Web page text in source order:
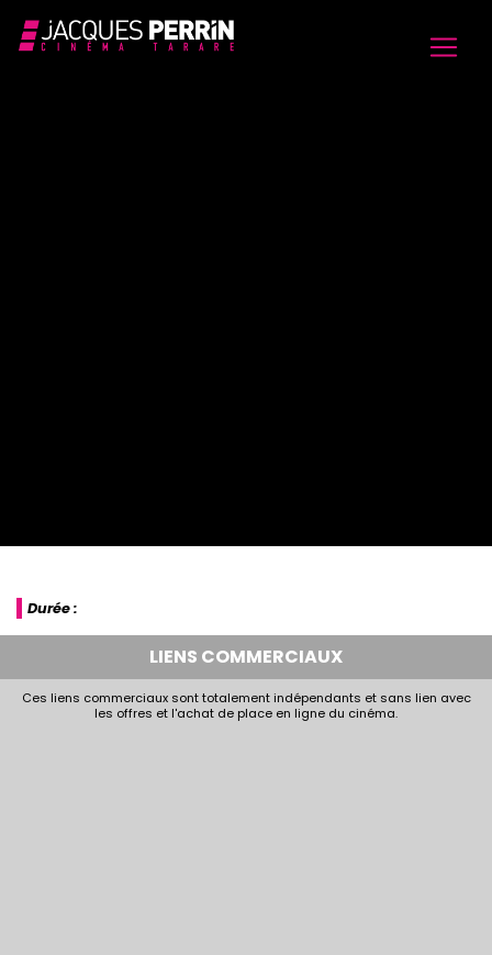
Durée :
LIENS COMMERCIAUX
Ces liens commerciaux sont totalement indépendants et sans lien avec
les offres et l'achat de place en ligne du cinéma.